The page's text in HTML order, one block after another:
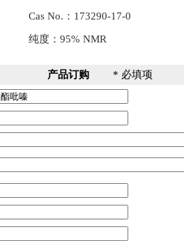
Cas No.：173290-17-0
纯度：95% NMR
产品订购 * 必填项